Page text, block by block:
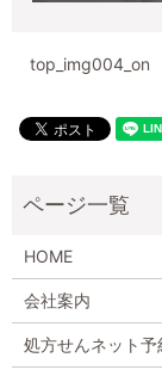
top_img004_on
HOME
会社案内
処方せんネット予